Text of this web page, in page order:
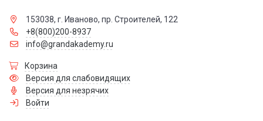
153038, г. Иваново, пр. Строителей, 122
+8(800)200-8937
info@grandakademy.ru
Корзина
Версия для слабовидящих
Версия для незрячих
Войти